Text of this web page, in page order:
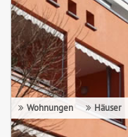
Wohnungen Häuser